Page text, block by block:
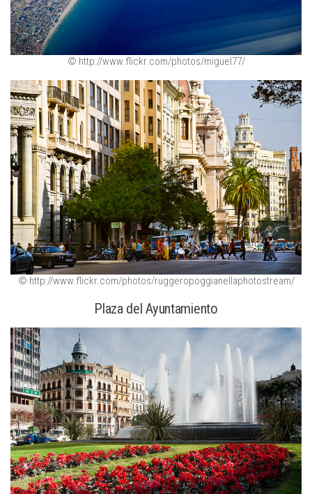
© http://www.flickr.com/photos/miguel77/
© http://www.flickr.com/photos/ruggeropoggianellaphotostream/
Plaza del Ayuntamiento